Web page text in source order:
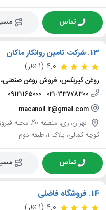
تماس
13. شرکت تامین روانکار ماکان
4.0 (1 نظر)
روغن گیربکس، فروش روغن صنعتی،
021-33778300
09121165000
macanoil.ir@gmail.com
تهران، ری،
کوچه کمالی، پلاک 1، طبقه دوم
تماس
14. فروشگاه فاضلی
4.0 (1 نظر)